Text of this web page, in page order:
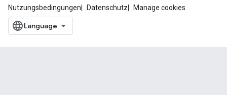
Nutzungsbedingungen Datenschutz Manage cookies